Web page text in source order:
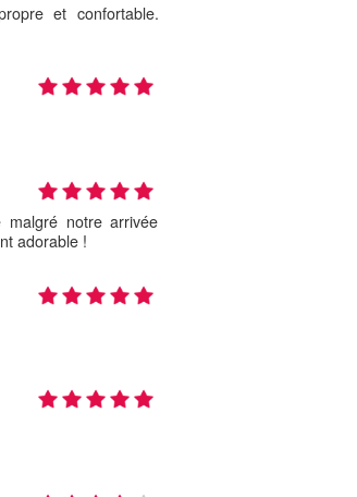
et confortable.
malgré notre arrivée
adorable !